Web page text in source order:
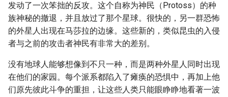
发动了一次笨拙的反攻。这个自称为神民（Protoss）的种
族神秘的撤退，并且放过了那个星球。很快的，另一群恐怖
的外星人出现在马莎拉的边缘。这些新的，类似昆虫的入侵
者与之前的攻击者神民有非常大的差别。
没有地球人能够想像到不只一种，而是两种外星人同时出现
在他们的家园。每个派系都陷入了瘫痪的恐惧中，再加上他
们原先彼此斗争的重担，让这些人类只能眼睁睁地看著一波